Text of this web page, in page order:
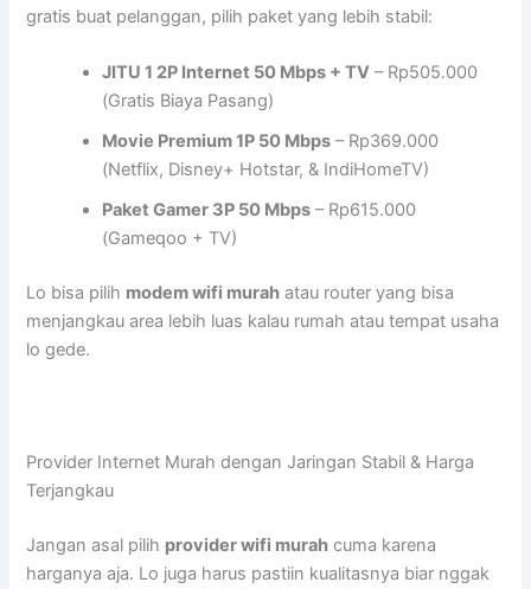
gratis buat pelanggan, pilih paket yang lebih stabil:
JITU 1 2P Internet 50 Mbps + TV – Rp505.000
(Gratis Biaya Pasang)
Movie Premium 1P 50 Mbps – Rp369.000
(Netflix, Disney+ Hotstar, & IndiHomeTV)
Paket Gamer 3P 50 Mbps – Rp615.000
(Gameqoo + TV)
Lo bisa pilih modem wifi murah atau router yang bisa
menjangkau area lebih luas kalau rumah atau tempat usaha
lo gede.
Provider Internet Murah dengan Jaringan Stabil & Harga
Terjangkau
Jangan asal pilih provider wifi murah cuma karena
harganya aja. Lo juga harus pastiin kualitasnya biar nggak